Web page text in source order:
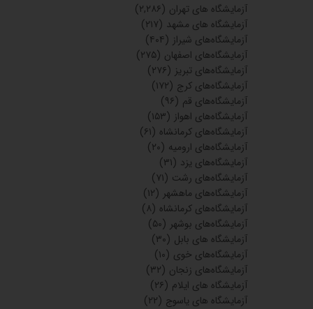
آزمایشگاه‌ های تهران (۲,۲۸۶)
آزمایشگاه های مشهد (۲۱۷)
آزمایشگاه‌های شیراز (۴۰۴)
آزمایشگاه‌های اصفهان (۲۷۵)
آزمایشگاه‌های تبریز (۲۷۶)
آزمایشگاه‌های کرج (۱۷۲)
آزمایشگاه‌های قم (۹۶)
آزمایشگاه‌های اهواز (۱۵۳)
آزمایشگاه‌های کرمانشاه (۶۱)
آزمایشگاه‌های ارومیه (۲۰)
آزمایشگاه‌های یزد (۳۱)
آزمایشگاه‌های رشت (۷۱)
آزمایشگاه‌های ماهشهر (۱۲)
آزمایشگاه‌های کرمانشاه (۸)
آزمایشگاه‌های بوشهر (۵۰)
آزمایشگاه های بابل (۳۰)
آزمایشگاه‌های خوی (۱۰)
آزمایشگاه‌های زنجان (۳۲)
آزمایشگاه های ایلام (۲۶)
آزمایشگاه های یاسوج (۲۲)